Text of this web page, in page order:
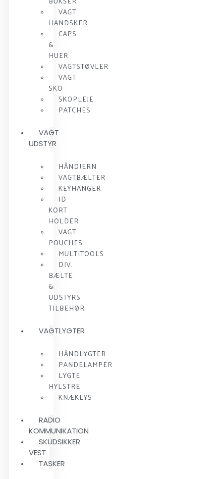
VAGT
HANDSKER
CAPS
&
HUER
VAGTSTØVLER
VAGT
SKO
SKOPLEJE
PATCHES
VAGT
UDSTYR
HÅNDJERN
VAGTBÆLTER
KEYHANGER
ID
KORT
HOLDER
VAGT
POUCHES
MULTITOOLS
DIV.
BÆLTE
&
UDSTYRS
TILBEHØR
VAGTLYGTER
HÅNDLYGTER
PANDELAMPER
LYGTE
HYLSTRE
KNÆKLYS
RADIO
KOMMUNIKATION
SKUDSIKKER
VEST
TASKER